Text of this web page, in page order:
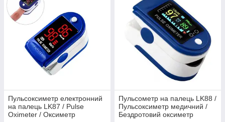
Пульсоксиметр електронний
на палець LK87 / Pulse
Oximeter / Оксиметр
Пульсометр на палець LK88 /
Пульсоксиметр медичний /
Бездротовий оксиметр